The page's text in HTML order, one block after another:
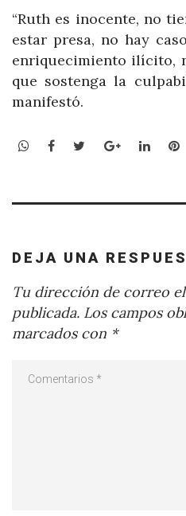
“Ruth es inocente, no
estar presa, no hay
enriquecimiento ilícito,
que sostenga la
manifestó.
WhatsApp
Facebook
TwitterGoogle+
DEJA UNA
Tu dirección de correo
publicada. Los campos
marcados con *